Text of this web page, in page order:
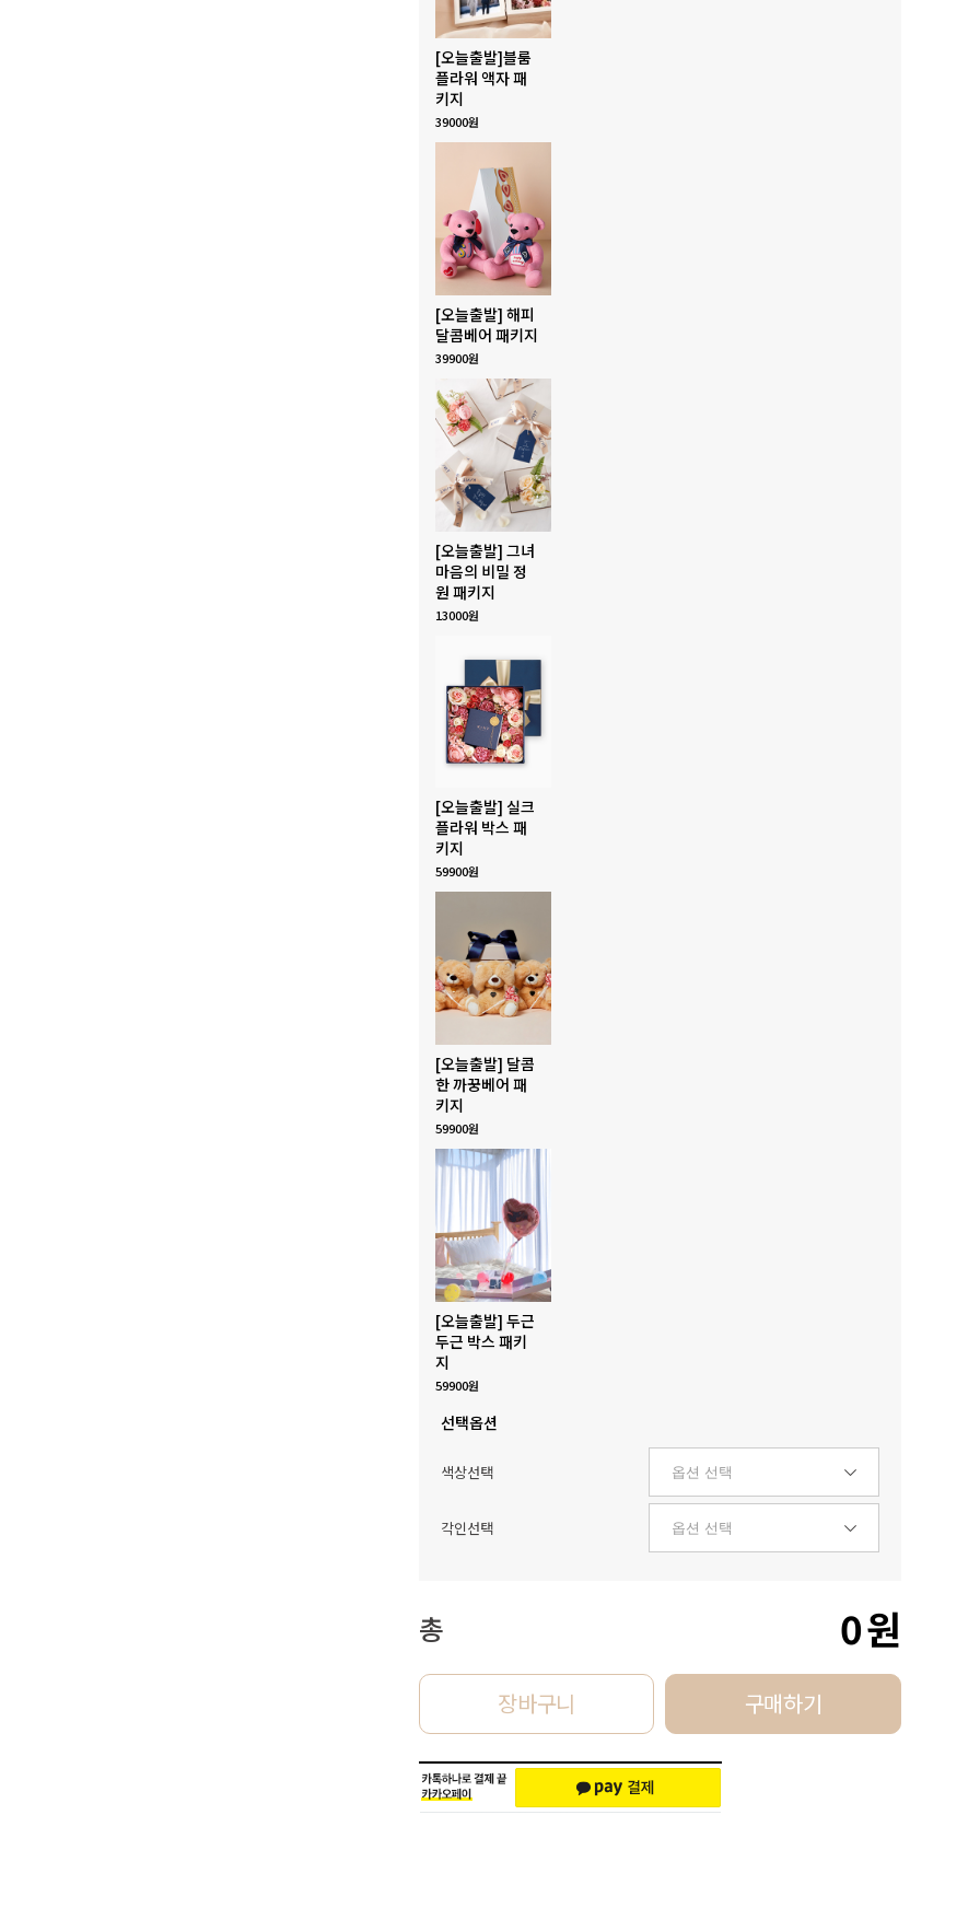
[오늘출발]블룸
플라워 액자 패
키지
39000원
[오늘출발] 해피
달콤베어 패키지
39900원
[오늘출발] 그녀
마음의 비밀 정
원 패키지
13000원
[오늘출발] 실크
플라워 박스 패
키지
59900원
[오늘출발] 달콤
한 까꿍베어 패
키지
59900원
[오늘출발] 두근
두근 박스 패키
지
59900원
선택옵션
색상선택
각인선택
총 0원
장바구니 구매하기